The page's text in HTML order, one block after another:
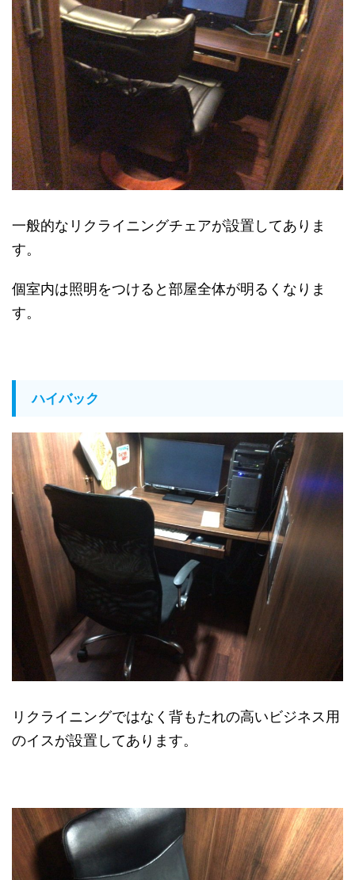
一般的なリクライニングチェアが設置してありま
す。
個室内は照明をつけると部屋全体が明るくなりま
す。
ハイバック
リクライニングではなく背もたれの高いビジネス用
のイスが設置してあります。